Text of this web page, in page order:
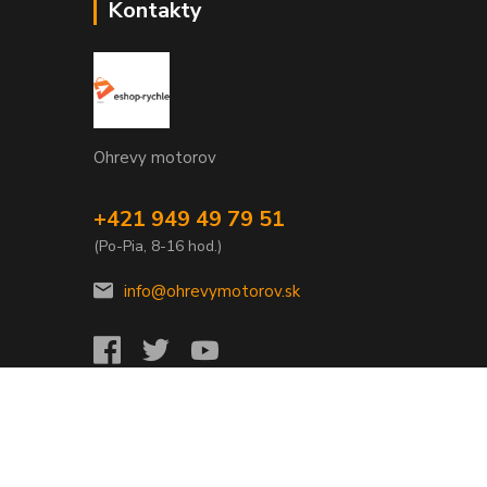
Kontakty
Ohrevy motorov
+421 949 49 79 51
(Po-Pia, 8-16 hod.)
info@ohrevymotorov.sk